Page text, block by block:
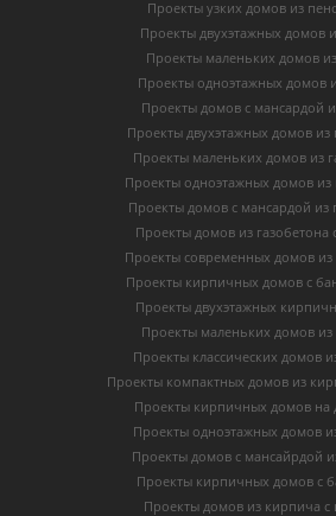
Проекты узких домов из
Проекты двухэтажных домов
Проекты маленьких домов
Проекты одноэтажных домов
Проекты домов с мансардой
Проекты двухэтажных домов из
Проекты маленьких домов из
Проекты одноэтажных домов из
Проекты домов с мансардой из
Проекты домов из газобетона
Проекты современных домов из
Проекты кирпичных домов с
Проекты двухэтажных
Проекты маленьких домов
Проекты классических домов
Проекты компактных домов из
Проекты кирпичных домов на
Проекты одноэтажных домов
Проекты домов с мансайрдой
Проекты кирпичных домов с
Проекты домов из кирпича с